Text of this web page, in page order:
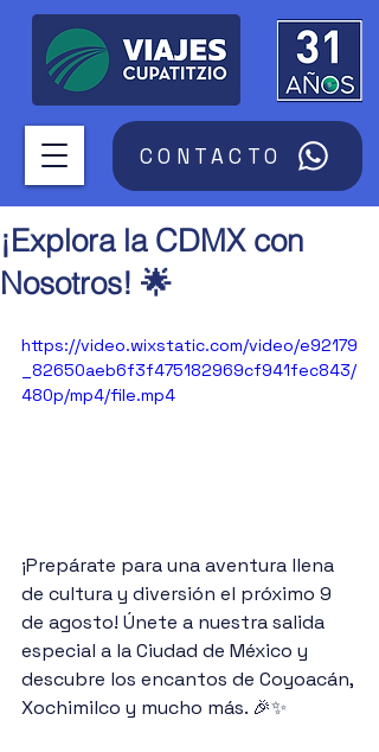
CONTACTO
¡Explora la CDMX con
Nosotros! 🌟
https://video.wixstatic.com/video/e92179
_82650aeb6f3f475182969cf941fec843/
480p/mp4/file.mp4
¡Prepárate para una aventura llena
de cultura y diversión el próximo 9
de agosto! Únete a nuestra salida
especial a la Ciudad de México y
descubre los encantos de Coyoacán,
Xochimilco y mucho más. 🎉✨